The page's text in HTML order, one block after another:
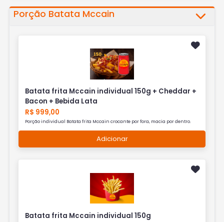
Porção Batata Mccain
Batata frita Mccain individual 150g + Cheddar +
Bacon + Bebida Lata
R$ 999,00
Porção individual Batata frita Mccain crocante por fora, macia por dentro.
Adicionar
Batata frita Mccain individual 150g